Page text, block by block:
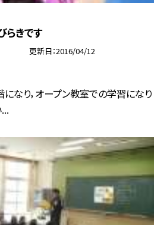
らきです
更新日 2016/04/12
になり，オープン教室での学習になり